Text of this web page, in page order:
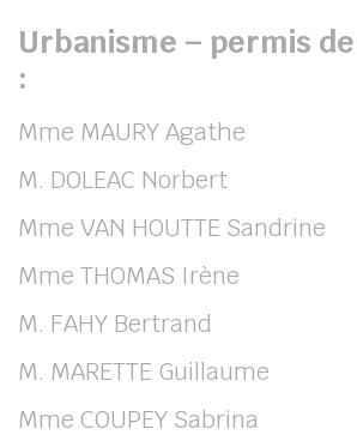
Urbanisme – permis
:
Mme MAURY Agathe
M. DOLEAC Norbert
Mme VAN HOUTTE Sandrine
Mme THOMAS Irène
M. FAHY Bertrand
M. MARETTE Guillaume
Mme COUPEY Sabrina